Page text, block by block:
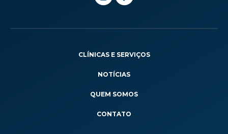
CLÍNICAS E SERVIÇOS
NOTÍCIAS
QUEM SOMOS
CONTATO